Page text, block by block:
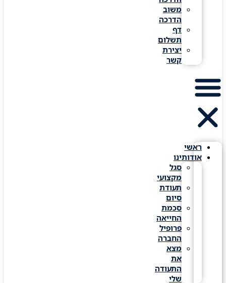
משוב
הדרכה
דף
תשלום
יצירת
ראשי
אודותינו
סגל
מקצועי
תעודת
סכמת
החייאה
פרופיל
החברה
מצא
התעודה